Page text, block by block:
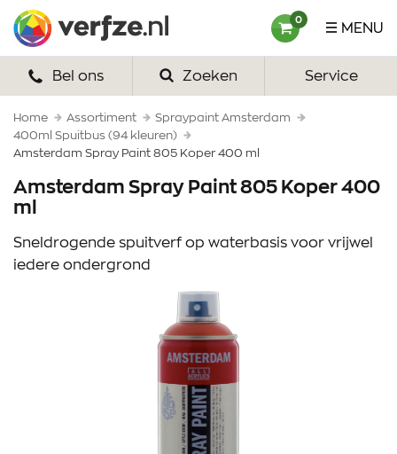
naar
content
MENU
0
HOME
VERF
VERFSETS
TEKENEN
VERFSPULLEN
Bel ons Zoeken Service
Home Assortiment
Spraypaint Amsterdam
400ml Spuitbus (94 kleuren)
Amsterdam Spray Paint 805 Koper 400 ml
Amsterdam Spray Paint 805 Koper 400
ml
Sneldrogende spuitverf op waterbasis voor vrijwel
iedere ondergrond